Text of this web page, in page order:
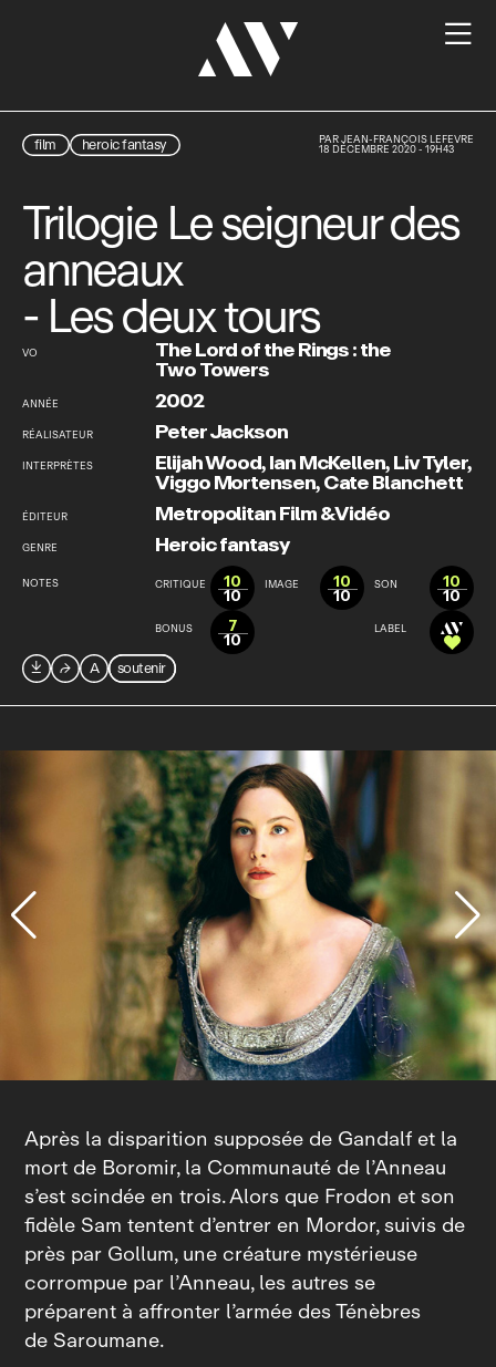

film heroic fantasy PARJEAN-FRANÇOIS LEFEVRE
18 DÉCEMBRE 2020 - 19H43
Trilogie Le seigneur des
anneaux
- Les deux tours
VO The Lord of the Rings : the
Two Towers
ANNÉE 2002
RÉALISATEUR Peter Jackson
INTERPRÈTES Elijah Wood,Ian McKellen,Liv Tyler,
Viggo Mortensen,Cate Blanchett
ÉDITEUR Metropolitan Film & Vidéo
GENRE Heroic fantasy
NOTES CRITIQUE 10
10
IMAGE 10
10
SON 10
10
BONUS 7
10
LABEL
 ⮫ A soutenir
Après la disparition supposée de Gandalf et la
mort de Boromir, la Communauté de l’Anneau
s’est scindée en trois. Alors que Frodon et son
fidèle Sam tentent d’entrer en Mordor, suivis de
près par Gollum, une créature mystérieuse
corrompue par l’Anneau, les autres se
préparent à affronter l’armée des Ténèbres
de Saroumane.